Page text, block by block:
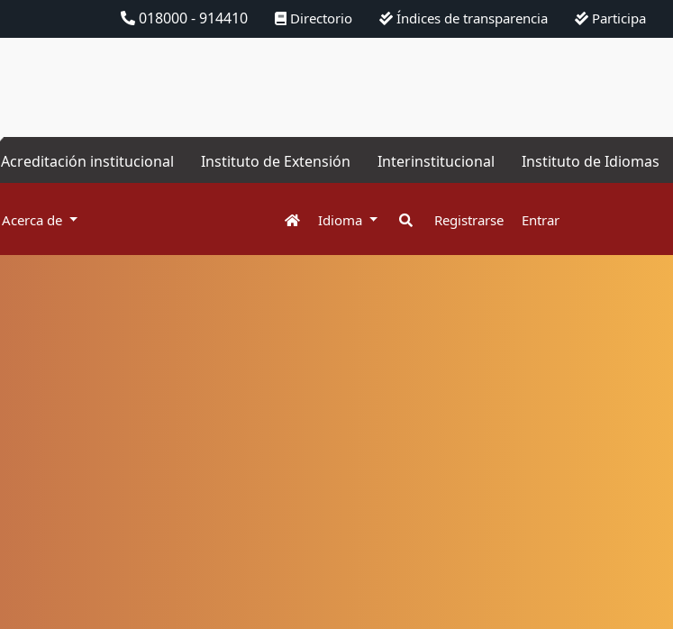
018000 - 914410 Directorio Índices de transparencia Participa
Acreditación institucional Instituto de Extensión Interinstitucional Instituto de Idiomas
Acerca de Idioma Registrarse Entrar